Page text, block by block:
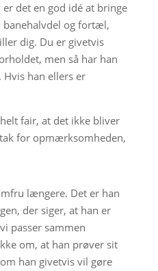
det en god idé at bringe
banehalvdel og fortæl,
dig. Du er givetvis
men så har han
han ellers er
fair, at det ikke bliver
for opmærksomheden,
længere. Det er han
der siger, at han er
passer sammen
om, at han prøver sit
han givetvis vil gøre